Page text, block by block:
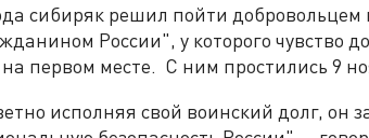
сибиряк решил пойти
России", у которого чувство
первом месте. С ним простились 9
исполняя свой воинский долг,